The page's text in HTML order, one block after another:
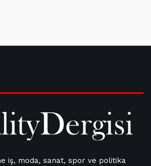
iş, moda, sanat, spor ve politika